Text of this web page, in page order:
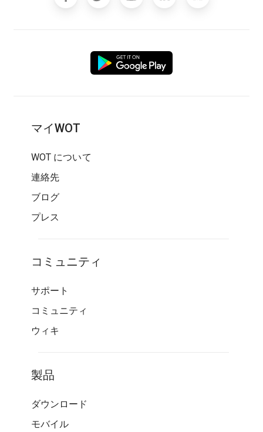
マイWOT
WOT について
連絡先
ブログ
プレス
コミュニティ
サポート
コミュニティ
ウィキ
製品
ダウンロード
モバイル